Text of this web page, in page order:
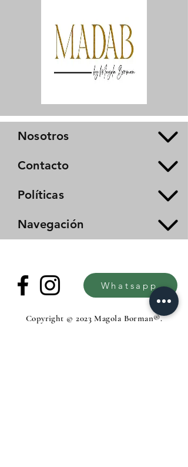
Nosotros
Contacto
Políticas
Navegación
Whatsapp
Copyright © 2023 Magola Borman®.